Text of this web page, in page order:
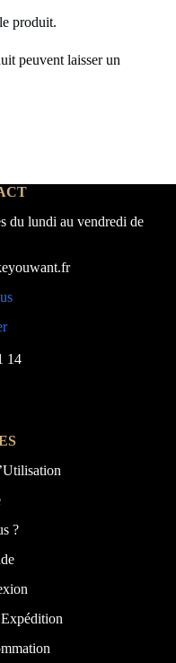
produit.
peuvent laisser un
du lundi au vendredi de
14
?